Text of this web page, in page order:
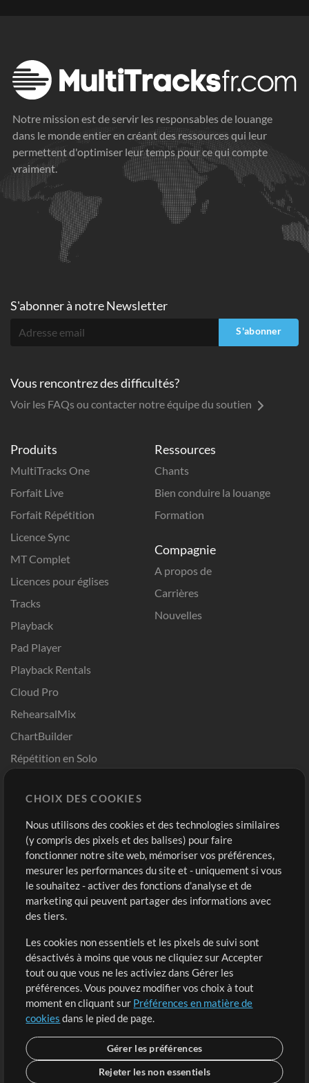
Notre mission est de servir les responsables de louange
dans le monde entier en créant des ressources qui leur
permettent d'optimiser leur temps pour ce qui compte
vraiment.
Produits
MultiTracks One
Forfait Live
Forfait Répétition
Licence Sync
MT Complet
Licences pour églises
Tracks
Playback
Pad Player
Playback Rentals
Cloud Pro
RehearsalMix
ChartBuilder
Répétition en Solo
Modèles ProPresenter
Sons
Ressources
Chants
Bien conduire la louange
Formation
Compagnie
A propos de
Carrières
Nouvelles
Boutique
Acheter des crédits
Contenu gratuit
Demander les pistes
Extras
Sessions
Soumettre votre contenu
Listes de lecture
Conférence MT
Compte
Connexion
S'inscrire
S'abonner à notre Newsletter
S'abonner
Vous rencontrez des difficultés?
Voir les FAQs ou contacter notre équipe du soutien
CHOIX DES COOKIES
Nous utilisons des cookies et des technologies similaires
(y compris des pixels et des balises) pour faire
fonctionner notre site web, mémoriser vos préférences,
mesurer les performances du site et - uniquement si vous
le souhaitez - activer des fonctions d'analyse et de
marketing qui peuvent partager des informations avec
des tiers.
Les cookies non essentiels et les pixels de suivi sont
désactivés à moins que vous ne cliquiez sur Accepter
tout ou que vous ne les activiez dans Gérer les
préférences. Vous pouvez modifier vos choix à tout
moment en cliquant sur Préférences en matière de
cookies dans le pied de page.
Gérer les préférences
Rejeter les non essentiels